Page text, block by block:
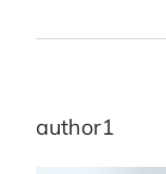
author1